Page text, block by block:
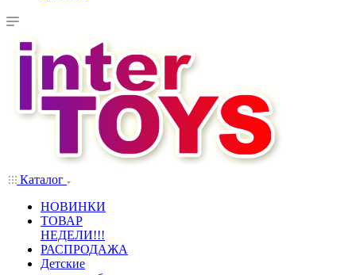
Каталог
НОВИНКИ
ТОВАР
НЕДЕЛИ!!!
РАСПРОДАЖА
Детские